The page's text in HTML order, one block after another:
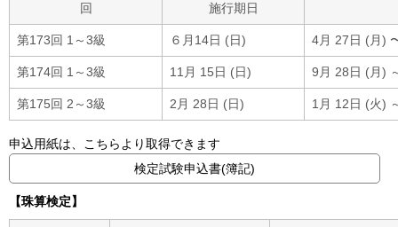
回 施行期日
第173回 1～3級 ６月14日 (日) 4月 27日 (月)
第174回 1～3級 11月 15日 (日) 9月 28日 (月)
第175回 2～3級 2月 28日 (日) 1月 12日 (火)
申込用紙は、こちらより取得できます
検定試験申込書(簿記)
【珠算検定】